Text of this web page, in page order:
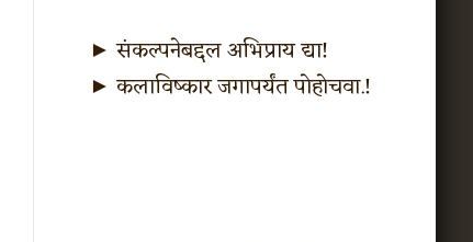
► संकल्पनेबद्दल अभिप्राय द्या!
► कलाविष्कार जगापर्यंत पोहोचवा.!